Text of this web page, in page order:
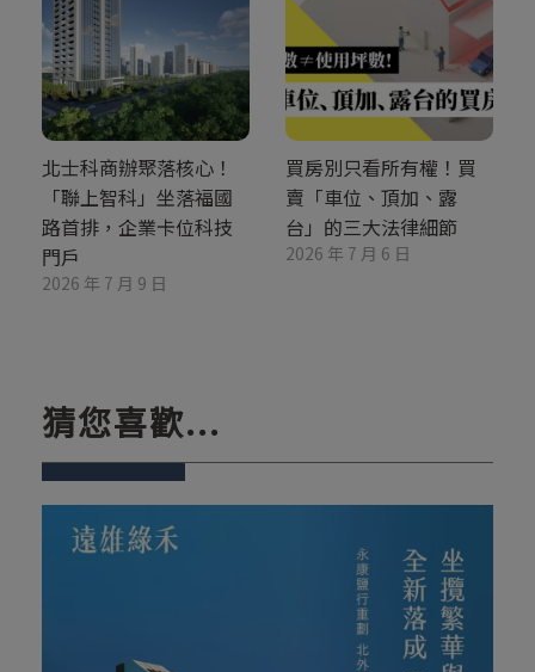
北士科商辦聚落核心！
「聯上智科」坐落福國
路首排，企業卡位科技
門戶
2026 年 7 月 9 日
買房別只看所有權！買
賣「車位、頂加、露
台」的三大法律細節
2026 年 7 月 6 日
猜您喜歡...